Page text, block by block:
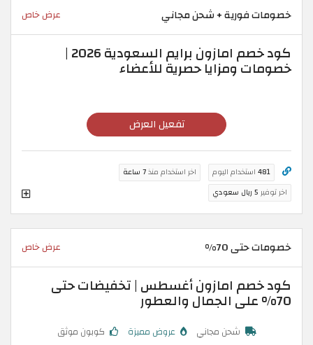
خصومات فورية + شحن مجاني عرض خاص
كود خصم امازون برايم السعودية 2026 |
خصومات ومزايا حصرية للأعضاء
تفعيل العرض
481 استخدام اليوم اخر استخدام منذ7 ساعة
اخر توفير 5 ريال سعودي
خصومات حتى 70% عرض خاص
كود خصم امازون أغسطس | تخفيضات حتى
70% على الجمال والعطور
شحن مجاني عروض مميزة كوبون موثق